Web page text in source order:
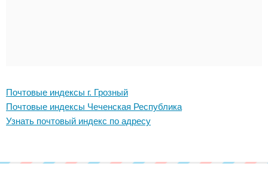
Почтовые индексы г. Грозный
Почтовые индексы Чеченская Республика
Узнать почтовый индекс по адресу